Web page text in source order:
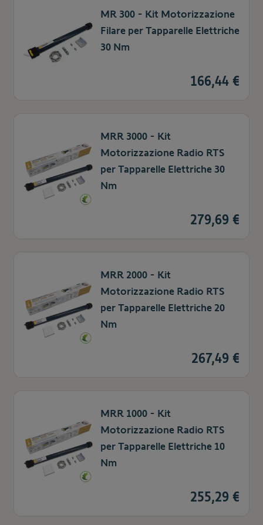
MR 300 - Kit Motorizzazione
Filare per Tapparelle Elettriche
30 Nm
166,44 €
MRR 3000 - Kit
Motorizzazione Radio RTS
per Tapparelle Elettriche 30
Nm
279,69 €
MRR 2000 - Kit
Motorizzazione Radio RTS
per Tapparelle Elettriche 20
Nm
267,49 €
MRR 1000 - Kit
Motorizzazione Radio RTS
per Tapparelle Elettriche 10
Nm
255,29 €